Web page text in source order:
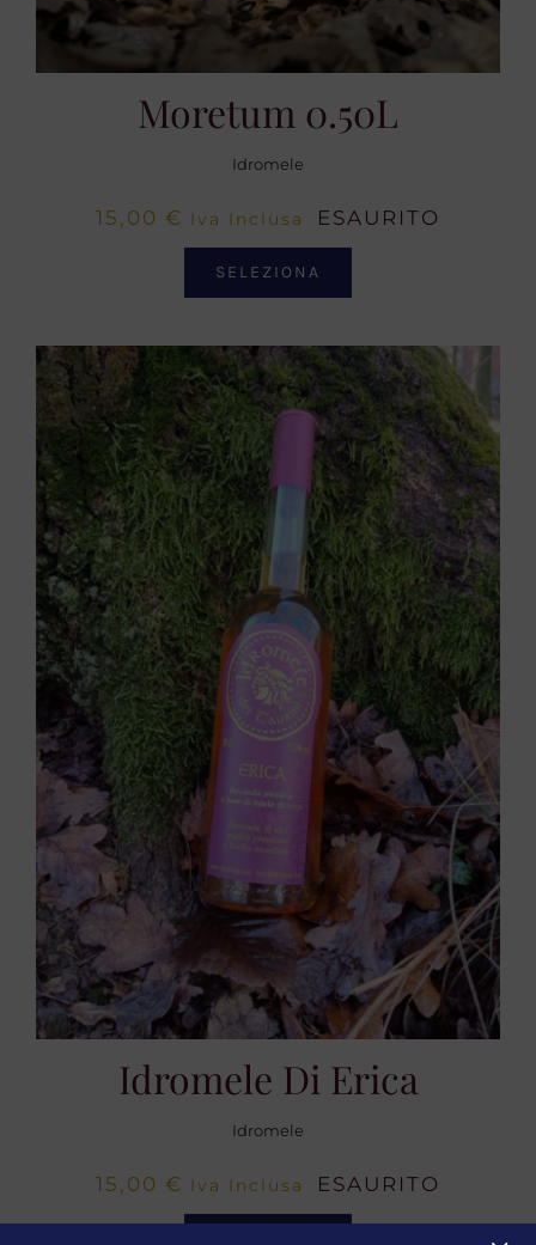
Moretum 0.50L
Idromele
15,00 € Iva Inclusa ESAURITO
SELEZIONA
Idromele Di Erica
Idromele
15,00 € Iva Inclusa ESAURITO